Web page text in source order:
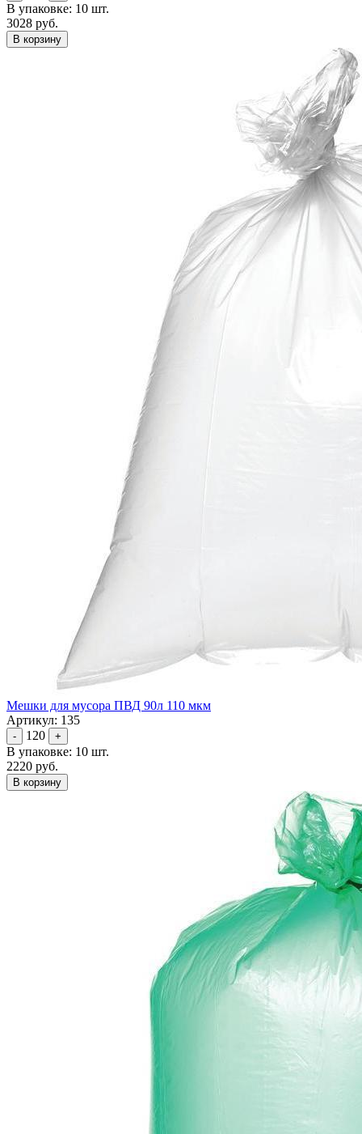
В упаковке: 10 шт.
3028 руб.
В корзину
Мешки для мусора ПВД 90л 110 мкм
Артикул: 135
- 120 +
В упаковке: 10 шт.
2220 руб.
В корзину